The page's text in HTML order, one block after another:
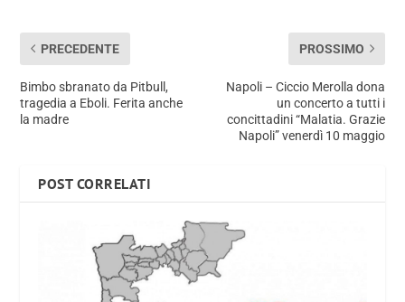
PRECEDENTE
Bimbo sbranato da Pitbull,
tragedia a Eboli. Ferita anche
la madre
PROSSIMO
Napoli – Ciccio Merolla dona
un concerto a tutti i
concittadini “Malatia. Grazie
Napoli” venerdì 10 maggio
POST CORRELATI